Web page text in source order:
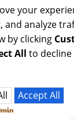
your
analyze
by clicking
All to
Accept All